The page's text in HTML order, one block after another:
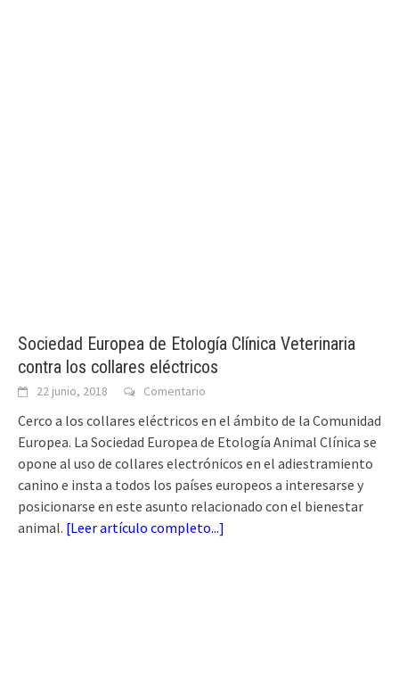
Sociedad Europea de Etología Clínica Veterinaria
contra los collares eléctricos
22 junio, 2018 Comentario
Cerco a los collares eléctricos en el ámbito de la Comunidad
Europea. La Sociedad Europea de Etología Animal Clínica se
opone al uso de collares electrónicos en el adiestramiento
canino e insta a todos los países europeos a interesarse y
posicionarse en este asunto relacionado con el bienestar
animal. [Leer artículo completo...]